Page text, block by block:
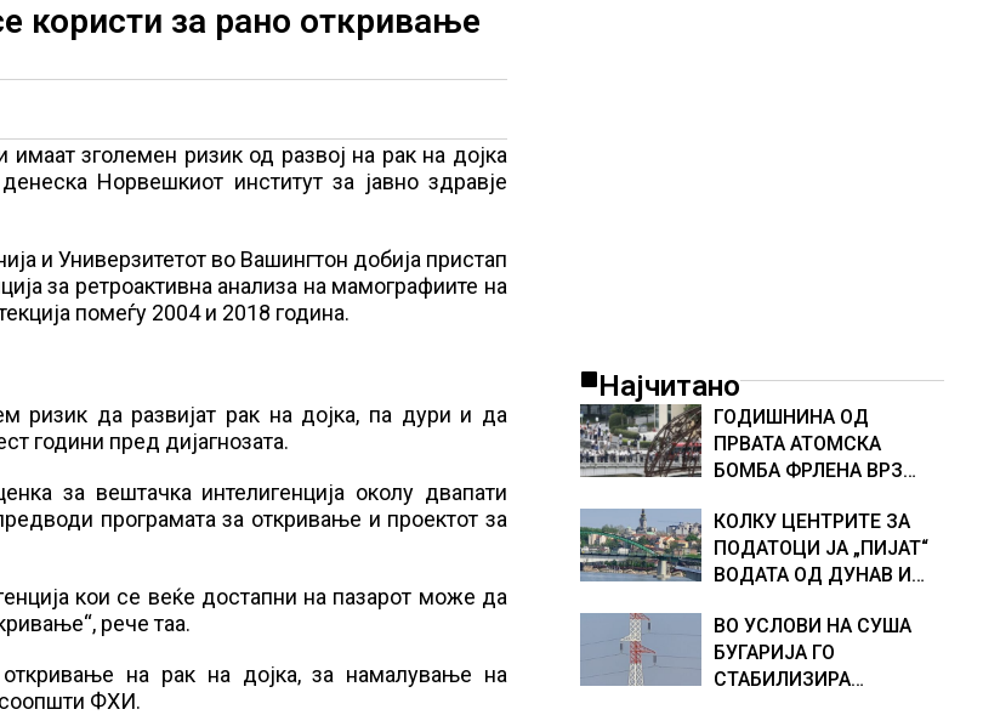
користи за рано откривање
зголемен ризик од развој на рак на дојка
Норвешкиот институт за јавно здравје
и Универзитетот во Вашингтон добија пристап
за ретроактивна анализа на мамографиите на
помеѓу 2004 и 2018 година.
да развијат рак на дојка, па дури и да
години пред дијагнозата.
за вештачка интелигенција околу двапати
програмата за откривање и проектот за
кои се веќе достапни на пазарот може да
рече таа.
на рак на дојка, за намалување на
соопшти ФХИ.
Најчитано
ГОДИШНИНА ОД
ПРВАТА АТОМСКА
БОМБА ФРЛЕНА ВРЗ
ШТО НАПРАВИВМЕ“,
како дел од екипажот
во авионот „Енола Геј“ и
бомбардирањето го
доживуваа овој настан
што го промени текот
КОЛКУ ЦЕНТРИТЕ ЗА
ПОДАТОЦИ ЈА „ПИЈАТ“
ВОДАТА ОД ДУНАВ И
Германија е лидер во
Европа по бројот на
изградени центри за
ВО УСЛОВИ НА СУША
БУГАРИЈА ГО
СТАБИЛИЗИРА